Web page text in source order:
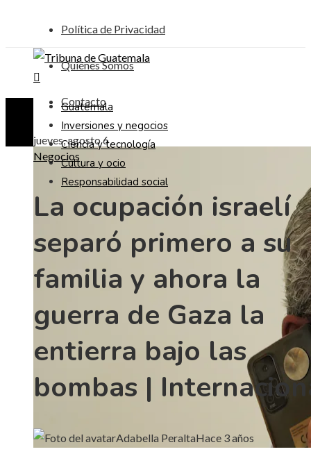
Política de Privacidad
Quiénes Somos
Contacto
jueves, agosto 6
Guatemala
Inversiones y negocios
Ciencia y tecnología
Cultura y ocio
Responsabilidad social
Negocios
La ocupación israelí
separó primero a su
familia y ahora la
guerra de Gaza la
entierra bajo las
bombas |
Adabella PeraltaHace 3 años